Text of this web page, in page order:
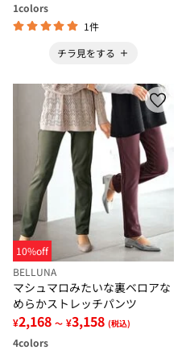
1colors
1件
チラ見をする
10%off
BELLUNA
マシュマロみたいな裏ベロアな
めらかストレッチパンツ
¥2,168 ～ ¥3,158 (税込)
4colors